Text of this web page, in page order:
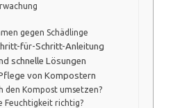
gegen Schädlinge
für-Schritt-Anleitung
schnelle Lösungen
von Kompostern
den Kompost umsetzen?
Feuchtigkeit richtig?